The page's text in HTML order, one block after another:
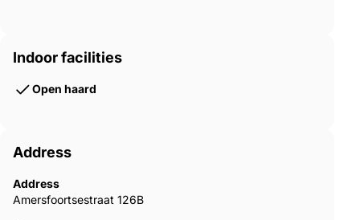
Indoor facilities
Open haard
Address
Address
Amersfoortsestraat 126B